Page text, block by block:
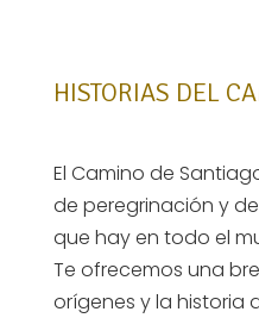
HISTORIAS DEL
El Camino de
de peregrinación y
que hay en todo el
Te ofrecemos una
orígenes y la historia